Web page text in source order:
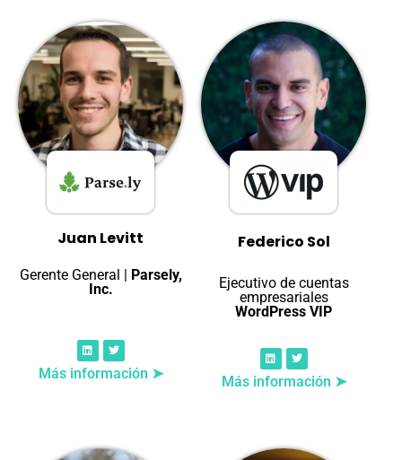
Juan Levitt
Gerente General | Parsely,
Inc.
Más información ➤
Federico Sol
Ejecutivo de cuentas
empresariales
WordPress VIP
Más información ➤